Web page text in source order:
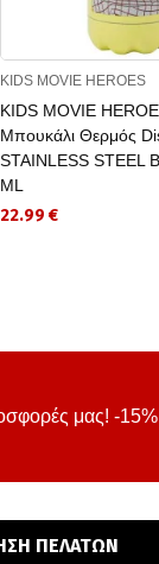
KIDS MOVIE HEROES
KIDS MOVIE
Μπουκάλι Θερμός
STAINLESS STEEL
ML
22.99 €
μας! -
ΠΕΛΑΤΩΝ